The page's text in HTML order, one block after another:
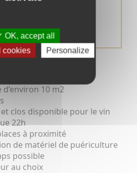
10 m2
clos disponible pour le vin
22h
à proximité
de matériel de puériculture
possible
au choix
OK, accept all
cookies
Personalize